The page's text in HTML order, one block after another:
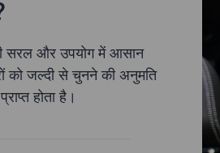
सरल और उपयोग में आसान
को जल्दी से चुनने की अनुमति
होता है।